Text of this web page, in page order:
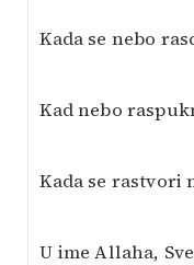
AI prijevod
Kada se nebo
Kad nebo
Kada se rastvori
U ime Allaha,